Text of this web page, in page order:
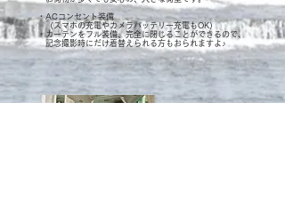
・ACコンセント装備
（スマホの充電やカメラバッテリー充電もOK）
・カーテンをフル装備、完全に閉じることができるので、
記念撮影時にだけ着替えられる方もおられますよ♪